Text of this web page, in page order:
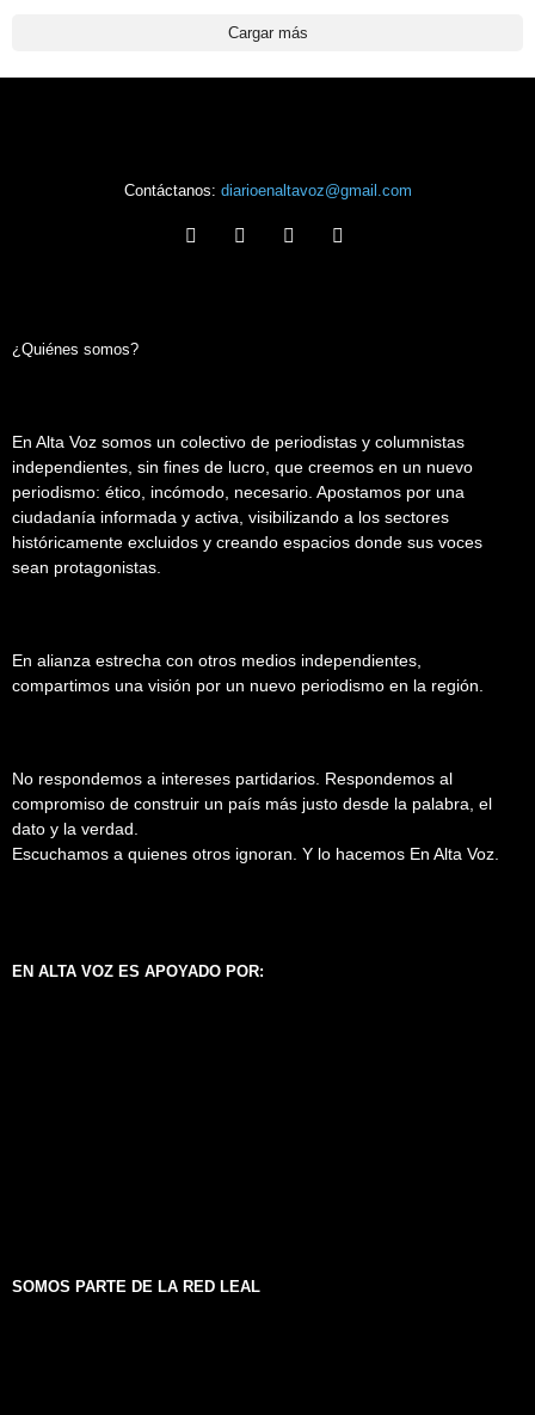
Cargar más
Contáctanos: diarioenaltavoz@gmail.com
¿Quiénes somos?
En Alta Voz somos un colectivo de periodistas y columnistas
independientes, sin fines de lucro, que creemos en un nuevo
periodismo: ético, incómodo, necesario. Apostamos por una
ciudadanía informada y activa, visibilizando a los sectores
históricamente excluidos y creando espacios donde sus voces
sean protagonistas.
En alianza estrecha con otros medios independientes,
compartimos una visión por un nuevo periodismo en la región.
No respondemos a intereses partidarios. Respondemos al
compromiso de construir un país más justo desde la palabra, el
dato y la verdad.
Escuchamos a quienes otros ignoran. Y lo hacemos En Alta Voz.
EN ALTA VOZ ES APOYADO POR:
SOMOS PARTE DE LA RED LEAL